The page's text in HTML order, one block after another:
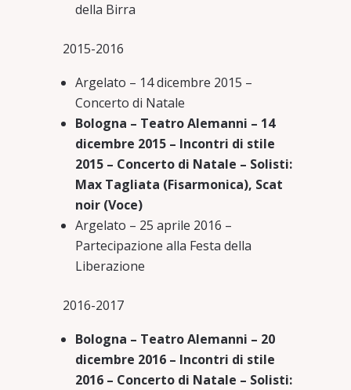
della Birra
2015-2016
Argelato – 14 dicembre 2015 –
Concerto di Natale
Bologna – Teatro Alemanni – 14
dicembre 2015 – Incontri di stile
2015 – Concerto di Natale – Solisti:
Max Tagliata (Fisarmonica), Scat
noir (Voce)
Argelato – 25 aprile 2016 –
Partecipazione alla Festa della
Liberazione
2016-2017
Bologna – Teatro Alemanni – 20
dicembre 2016 – Incontri di stile
2016 – Concerto di Natale – Solisti: